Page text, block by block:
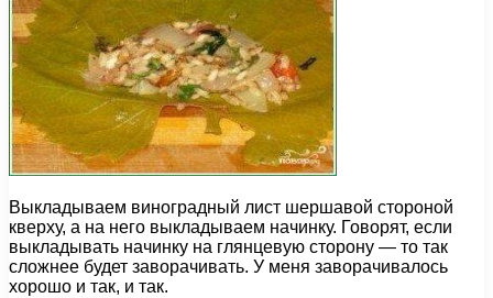
Выкладываем виноградный лист шершавой стороной
кверху, а на него выкладываем начинку. Говорят, если
выкладывать начинку на глянцевую сторону — то так
сложнее будет заворачивать. У меня заворачивалось
хорошо и так, и так.